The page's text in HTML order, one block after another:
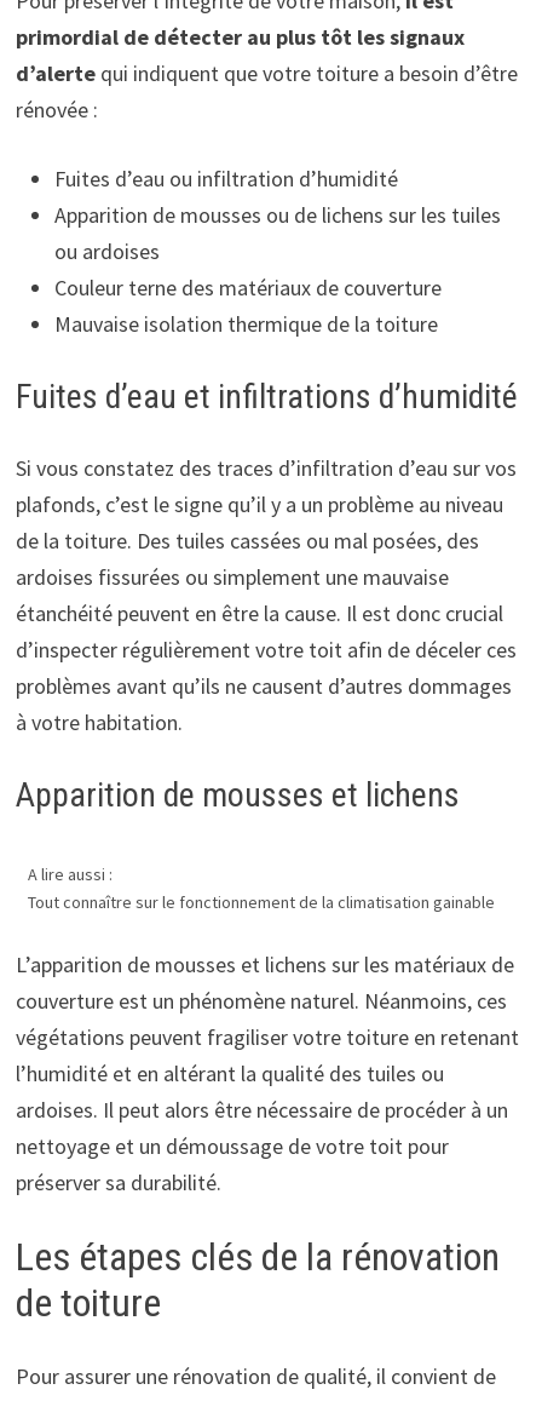
primordial de détecter au plus tôt les signaux
d’alertequi indiquent que votre toiture a besoin d’être
rénovée :
Fuites d’eau ou infiltration d’humidité
Apparition de mousses ou de lichens sur les tuiles
ou ardoises
Couleur terne des matériaux de couverture
Mauvaise isolation thermique de la toiture
Fuites d’eau et infiltrations d’humidité
Si vous constatez des traces d’infiltration d’eau sur vos
plafonds, c’est le signe qu’il y a un problème au niveau
de la toiture. Des tuiles cassées ou mal posées, des
ardoises fissurées ou simplement une mauvaise
étanchéité peuvent en être la cause. Il est donc crucial
d’inspecter régulièrement votre toit afin de déceler ces
problèmes avant qu’ils ne causent d’autres dommages
à votre habitation.
Apparition de mousses et lichens
A lire aussi :
Tout connaître sur le fonctionnement de la climatisation gainable
L’apparition de mousses et lichens sur les matériaux de
couverture est un phénomène naturel. Néanmoins, ces
végétations peuvent fragiliser votre toiture en retenant
l’humidité et en altérant la qualité des tuiles ou
ardoises. Il peut alors être nécessaire de procéder à un
nettoyage et un démoussage de votre toit pour
préserver sa durabilité.
Les étapes clés de la rénovation
de toiture
Pour assurer une rénovation de qualité, il convient de